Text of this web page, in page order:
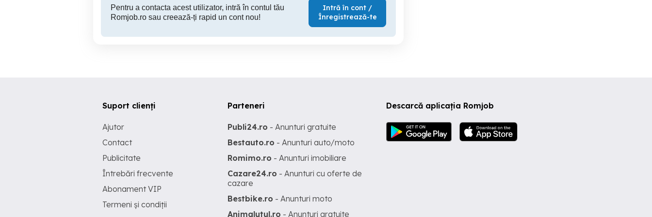
Pentru a contacta acest utilizator, intră în contul tău
Romjob.ro sau creează-ți rapid un cont nou!
Intră în cont /
Înregistrează-te
Descarcă aplicația Romjob
Suport clienți
Ajutor
Contact
Publicitate
Întrebări frecvente
Abonament VIP
Termeni și condiții
Parteneri
Publi24.ro - Anunturi gratuite
Bestauto.ro - Anunturi auto/moto
Romimo.ro - Anunturi imobiliare
Cazare24.ro - Anunturi cu oferte de
cazare
Bestbike.ro - Anunturi moto
Animalutul.ro - Anunturi gratuite